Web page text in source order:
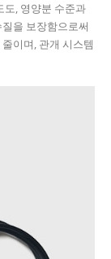
도, 영양분 수준과
을 보장함으로써
이며, 관개 시스템